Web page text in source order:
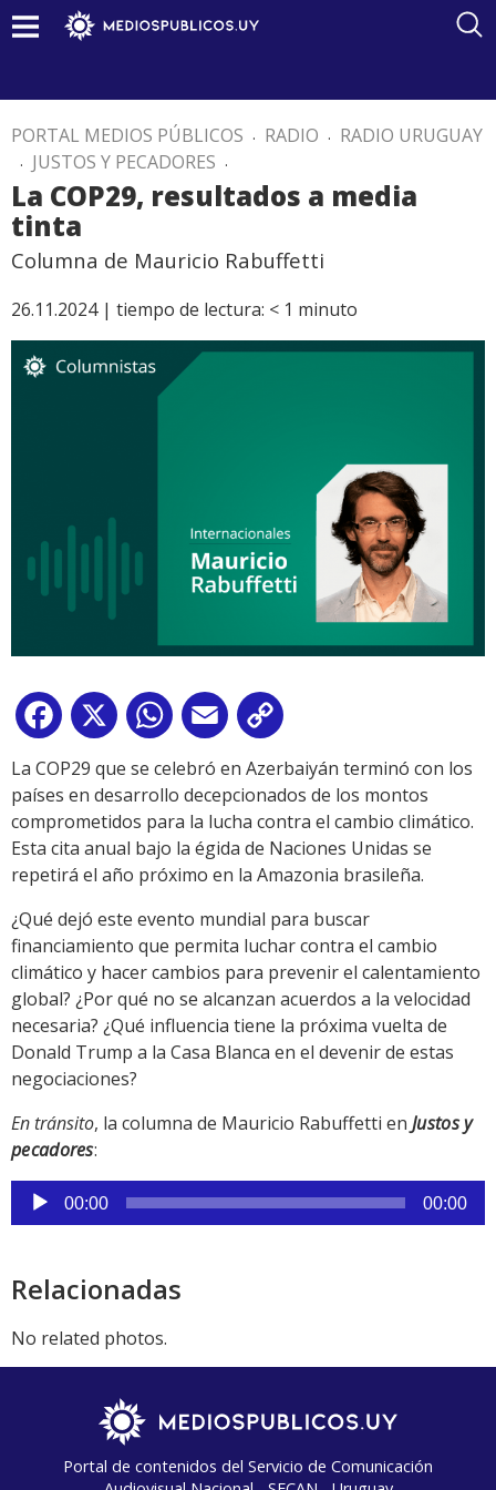
PORTAL MEDIOS PÚBLICOS . RADIO . RADIO URUGUAY
. JUSTOS Y PECADORES .
La COP29, resultados a media
tinta
Columna de Mauricio Rabuffetti
26.11.2024 | tiempo de lectura: < 1 minuto
Facebook
X WhatsApp
Email
Link
La COP29 que se celebró en Azerbaiyán terminó con los
países en desarrollo decepcionados de los montos
comprometidos para la lucha contra el cambio climático.
Esta cita anual bajo la égida de Naciones Unidas se
repetirá el año próximo en la Amazonia brasileña.
¿Qué dejó este evento mundial para buscar
financiamiento que permita luchar contra el cambio
climático y hacer cambios para prevenir el calentamiento
global? ¿Por qué no se alcanzan acuerdos a la velocidad
necesaria? ¿Qué influencia tiene la próxima vuelta de
Donald Trump a la Casa Blanca en el devenir de estas
negociaciones?
En tránsito, la columna de Mauricio Rabuffetti en Justos y
pecadores:
Reproductor
de
00:00 00:00
Relacionadas
No related photos.
Portal de contenidos del Servicio de Comunicación